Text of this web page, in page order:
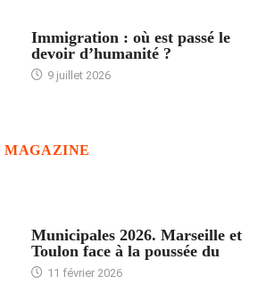
Immigration : où est passé le
devoir d’humanité ?
9 juillet 2026
MAGAZINE
Municipales 2026. Marseille et
Toulon face à la poussée du
11 février 2026